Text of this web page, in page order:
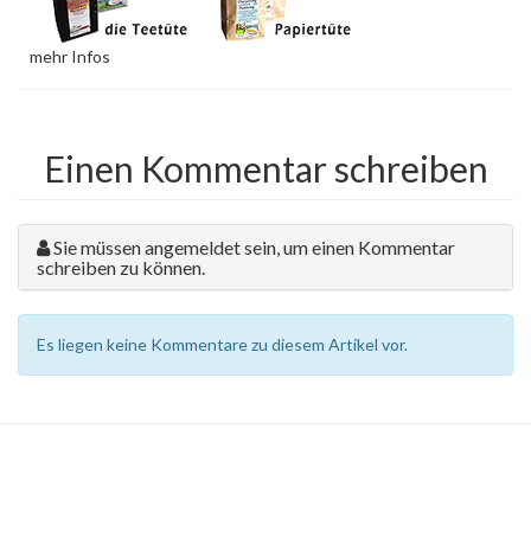
mehr Infos
Einen Kommentar schreiben
Sie müssen angemeldet sein, um einen Kommentar
schreiben zu können.
Es liegen keine Kommentare zu diesem Artikel vor.